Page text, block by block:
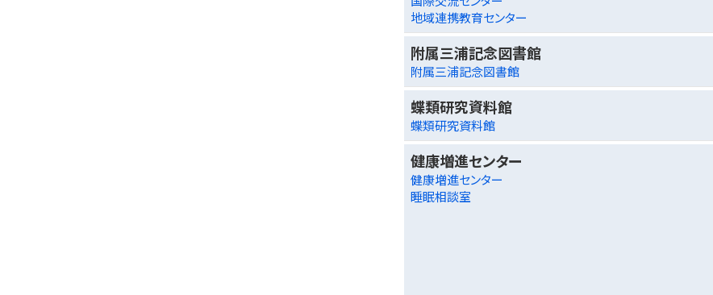
地域連携教育センター
附属三浦記念図書館
附属三浦記念図書館
蝶類研究資料館
蝶類研究資料館
健康増進センター
健康増進センター
睡眠相談室